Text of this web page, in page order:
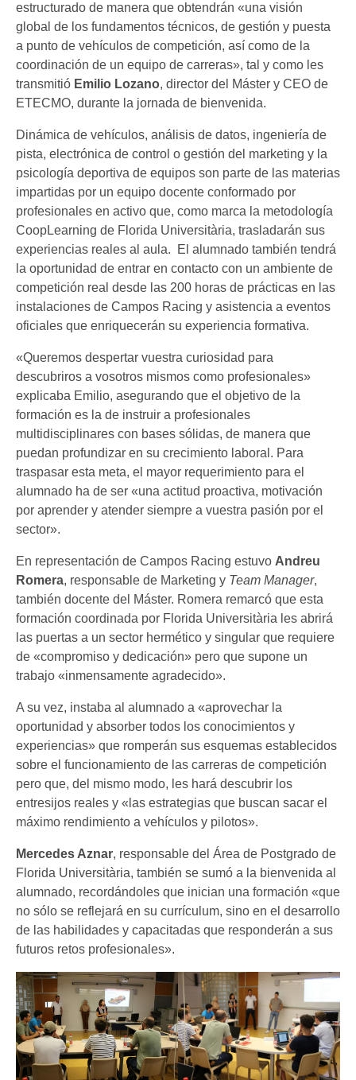
estructurado de manera que obtendrán «una visión
global de los fundamentos técnicos, de gestión y puesta
a punto de vehículos de competición, así como de la
coordinación de un equipo de carreras», tal y como les
transmitió Emilio Lozano, director del Máster y CEO de
ETECMO, durante la jornada de bienvenida.
Dinámica de vehículos, análisis de datos, ingeniería de
pista, electrónica de control o gestión del marketing y la
psicología deportiva de equipos son parte de las materias
impartidas por un equipo docente conformado por
profesionales en activo que, como marca la metodología
CoopLearning de Florida Universitària, trasladarán sus
experiencias reales al aula. El alumnado también tendrá
la oportunidad de entrar en contacto con un ambiente de
competición real desde las 200 horas de prácticas en las
instalaciones de Campos Racing y asistencia a eventos
oficiales que enriquecerán su experiencia formativa.
«Queremos despertar vuestra curiosidad para
descubriros a vosotros mismos como profesionales»
explicaba Emilio, asegurando que el objetivo de la
formación es la de instruir a profesionales
multidisciplinares con bases sólidas, de manera que
puedan profundizar en su crecimiento laboral. Para
traspasar esta meta, el mayor requerimiento para el
alumnado ha de ser «una actitud proactiva, motivación
por aprender y atender siempre a vuestra pasión por el
sector».
En representación de Campos Racing estuvo Andreu
Romera, responsable de Marketing y Team Manager,
también docente del Máster. Romera remarcó que esta
formación coordinada por Florida Universitària les abrirá
las puertas a un sector hermético y singular que requiere
de «compromiso y dedicación» pero que supone un
trabajo «inmensamente agradecido».
A su vez, instaba al alumnado a «aprovechar la
oportunidad y absorber todos los conocimientos y
experiencias» que romperán sus esquemas establecidos
sobre el funcionamiento de las carreras de competición
pero que, del mismo modo, les hará descubrir los
entresijos reales y «las estrategias que buscan sacar el
máximo rendimiento a vehículos y pilotos».
Mercedes Aznar, responsable del Área de Postgrado de
Florida Universitària, también se sumó a la bienvenida al
alumnado, recordándoles que inician una formación «que
no sólo se reflejará en su currículum, sino en el desarrollo
de las habilidades y capacitadas que responderán a sus
futuros retos profesionales».